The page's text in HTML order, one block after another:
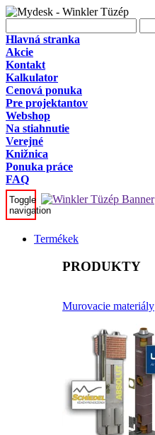
Hlavná stranka
Akcie
Kontakt
Kalkulator
Cenová ponuka
Pre projektantov
Webshop
Na stiahnutie
Verejné
Knižnica
Ponuka práce
FAQ
Toggle
navigation
Termékek
PRODUKTY
Murovacie materiály